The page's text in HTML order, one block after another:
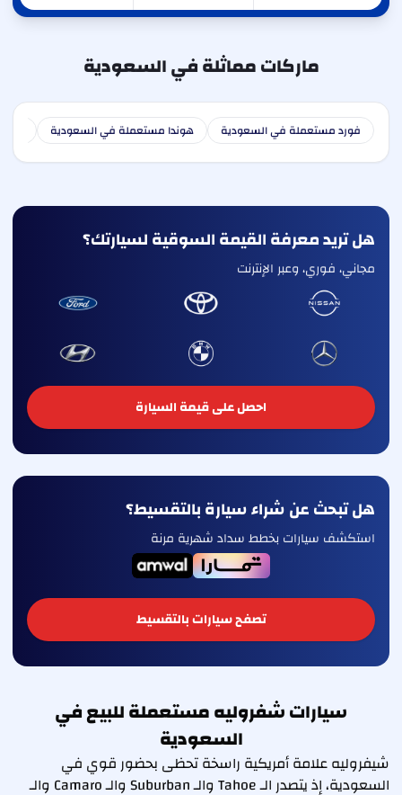
ماركات مماثلة في السعودية
فورد مستعملة في السعودية هوندا مستعملة في السعودية
هل تريد معرفة القيمة السوقية لسيارتك؟
مجاني، فوري، وعبر الإنترنت
احصل على قيمة السيارة
هل تبحث عن شراء سيارة بالتقسيط؟
استكشف سيارات بخطط سداد شهرية مرنة
تصفح سيارات بالتقسيط
سيارات شفروليه مستعملة للبيع في
السعودية
شيفروليه علامة أمريكية راسخة تحظى بحضور قوي في
السعودية، إذ يتصدر الـ Tahoe والـ Suburban والـ Camaro والـ